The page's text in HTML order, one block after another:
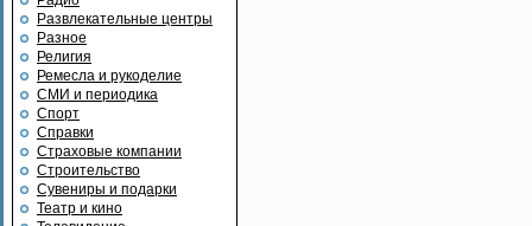
Развлекательные центры
Разное
Религия
Ремесла и рукоделие
СМИ и периодика
Спорт
Справки
Страховые компании
Строительство
Сувениры и подарки
Театр и кино